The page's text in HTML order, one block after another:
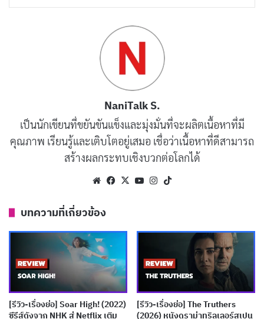
ลูกค้ารายแรกของ รีโมท Click คือ ยอดชาย ไมเคิล นิวแมน
(อดัม แซนเลอร์) ที่สละโสดกับแฟนสาวสวยจัด นามว่า ดอน
น่า (เคท เบคคินเซล) จนมีพยานรักจอมซนด้วยกัน 2 คน คือ
เบน (โจเชฟ แคสทาน่อน) และ ซาแมนธา (เททั่ม แม็คแคน)
แม้ว่าเมียจะสวย และลูกจะน่ารักเพียงใด แต่ทว่าไมเคิลกลับ
ไม่มีเวลาได้เอาใจลูก และเมียมากนัก เพราะวัน ๆ เอาแต่
ทำงานในบริษัทสถาปนิกยักษ์ใหญ่ร่วมกับเจ้านายยอดแย่
ไมเคิลยอมทุ่มเทเวลาทั้งหมดเพื่องาน โดยหวังว่าสักวัน เจ้า
นายจะตาสว่างเห็นความสามารถ และความทุ่มเทนี้ และ
แต่งตั้งให้เขาเป็นใหญ่เป็นโตในบริษัทซะที ในหัวของไมเคิล
NaniTalk S.
เป็นนักเขียนที่ขยันขันแข็งและมุ่งมั่นที่จะผลิตเนื้อหาที่มี
คุณภาพ เรียนรู้และเติบโตอยู่เสมอ เชื่อว่าเนื้อหาที่ดีสามารถ
สร้างผลกระทบเชิงบวกต่อโลกได้
WebsiteFacebook
X YouTubeInstagram
บทความที่เกี่ยวข้อง
[รีวิว-เรื่องย่อ] Soar High! (2022)
ซีรีส์ดังจาก NHK สู่ Netflix เติม
[รีวิว-เรื่องย่อ] The Truthers
(2026) หนังดราม่าทริลเลอร์สเปน